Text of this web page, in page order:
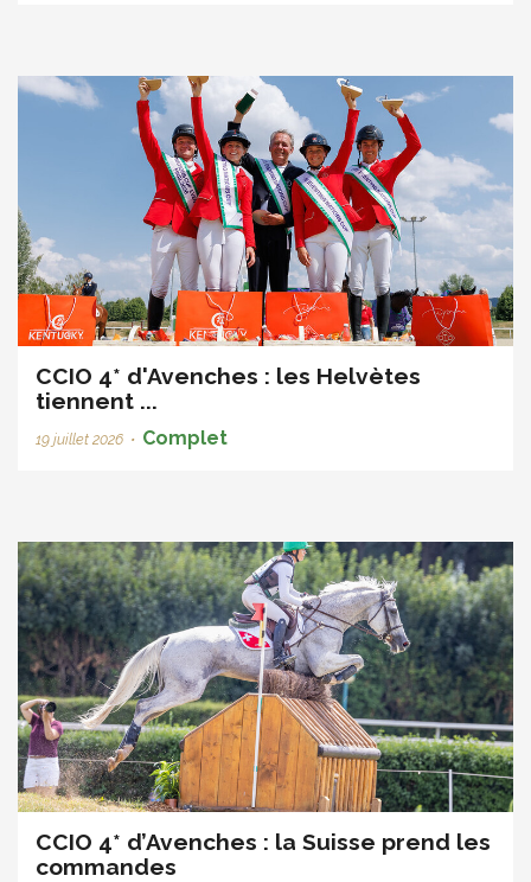
CCIO 4* d'Avenches : les Helvètes
tiennent ...
19 juillet 2026 • Complet
CCIO 4* d’Avenches : la Suisse prend les
commandes